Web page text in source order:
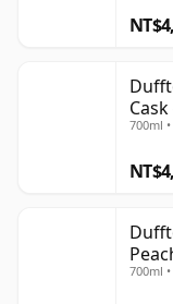
700ml
700ml